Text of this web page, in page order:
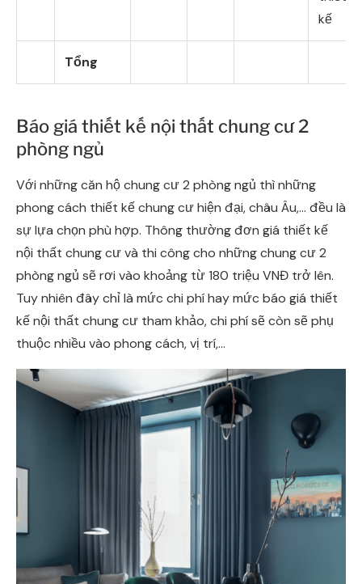
kế
Tổng
Báo giá thiết kế nội thất chung cư 2
phòng ngủ
Với những căn hộ chung cư 2 phòng ngủ thì những
phong cách thiết kế chung cư hiện đại, châu Âu,… đều là
sự lựa chọn phù hợp. Thông thường đơn giá thiết kế
nội thất chung cư và thi công cho những chung cư 2
phòng ngủ sẽ rơi vào khoảng từ 180 triệu VNĐ trở lên.
Tuy nhiên đây chỉ là mức chi phí hay mức báo giá thiết
kế nội thất chung cư tham khảo, chi phí sẽ còn sẽ phụ
thuộc nhiều vào phong cách, vị trí,…